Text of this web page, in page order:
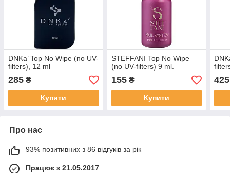
DNKa’ Top No Wipe (no UV-
filters), 12 ml
285 ₴
Купити
STEFFANI Top No Wipe
(no UV-filters) 9 ml.
155₴
Купити
425
Про нас
93% позитивних з 86 відгуків за рік
Працює з 21.05.2017